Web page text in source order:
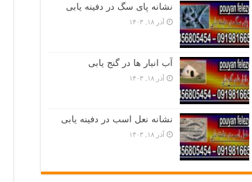
نشانه پای سگ در دفینه یابی
آذر ۱۸, ۱۴۰۳
آب انبار ها در گنج یابی
آذر ۱۸, ۱۴۰۳
نشانه نعل اسب در دفینه یابی
آذر ۱۸, ۱۴۰۳